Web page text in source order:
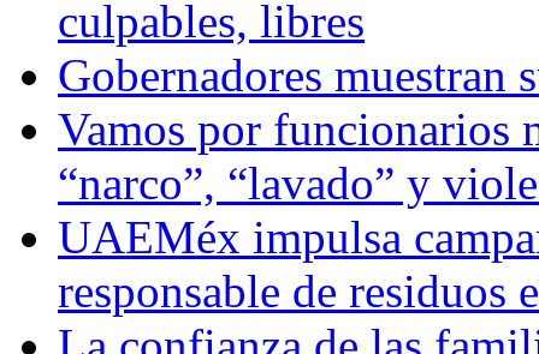
culpables, libres
Gobernadores muestran
Vamos por funcionarios
“narco”, “lavado” y
UAEMéx impulsa
responsable de residuos